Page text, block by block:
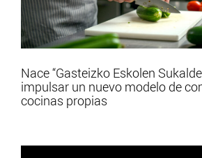
Nace “Gasteizko Eskolen
impulsar un nuevo modelo de
cocinas propias